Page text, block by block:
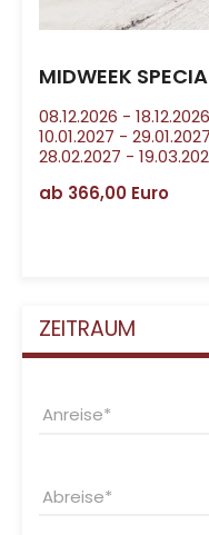
MIDWEEK
08.12.2026 - 18.12.2026
10.01.2027 - 29.01.2027
28.02.2027 -
ab 366,00 Euro
ZEITRAUM
Anreise
Abreise